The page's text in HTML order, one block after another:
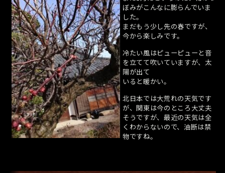
ぼみがこんなに膨らんでいま
した。
まだもう少し先の春ですが、
今から楽しみです。
冷たい風はピューピューと音
を立てて吹いていますが、太
陽が出て
いると暖かい。
北日本では大荒れの天気です
が、関東は今のところ大丈夫
そうですが、最近の天気は全
くわからないので、油断は禁
物ですね。